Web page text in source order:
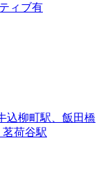
ィブ有
込柳町駅、飯田橋
荷谷駅